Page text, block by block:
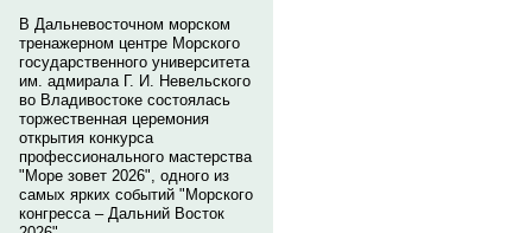
В Дальневосточном морском
тренажерном центре Морского
государственного университета
им. адмирала Г. И. Невельского
во Владивостоке состоялась
торжественная церемония
открытия конкурса
профессионального мастерства
"Море зовет 2026", одного из
самых ярких событий "Морского
конгресса – Дальний Восток